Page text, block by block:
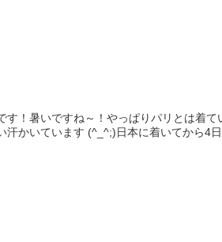
す！暑いですね～！やっぱりパリとは着
汗かいています (^_^;)日本に着いてから4